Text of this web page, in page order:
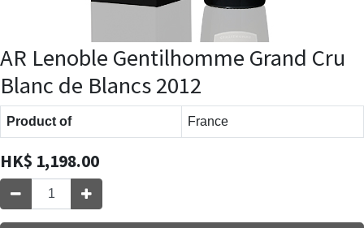
AR Lenoble Gentilhomme Grand Cru
Blanc de Blancs 2012
Product of France
HK$ 1,198.00